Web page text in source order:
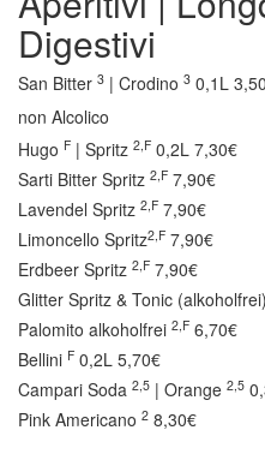
Digestivi
San Bitter 3 | Crodino 3 0,1L
non Alcolico
Hugo F | Spritz 2,F 0,2L 7,30€
Sarti Bitter Spritz 2,F 7,90€
Lavendel Spritz 2,F 7,90€
Limoncello Spritz2,F 7,90€
Erdbeer Spritz 2,F 7,90€
Glitter Spritz & Tonic
Palomito alkoholfrei 2,F 6,70€
Bellini F 0,2L 5,70€
Campari Soda 2,5 | Orange 2,5
Pink Americano 2 8,30€